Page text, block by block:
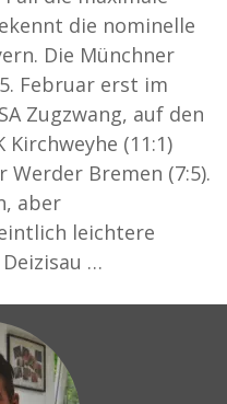
die nominelle
Die Münchner
Februar erst im
Zugzwang, auf den
(11:1)
Bremen (7:5).
aber
leichtere
…